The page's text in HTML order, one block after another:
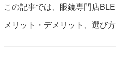
この記事では、眼鏡専門店
メリット・デメリット、選び